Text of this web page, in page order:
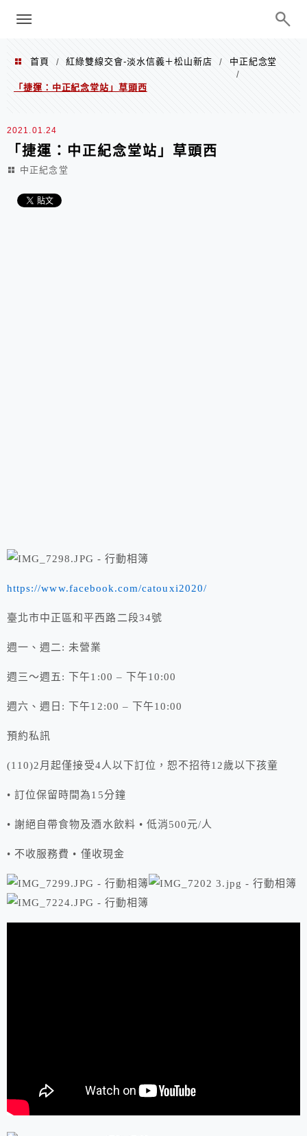
巧、世界走透透
menu
首頁 / 紅綠雙線交會-淡水信義＋松山新店 /
中正紀念堂
/
「捷運：中正紀念堂站」草頭西
2021.01.24
「捷運：中正紀念堂站」草頭西
中正紀念堂
https://www.facebook.com/catouxi2020/
臺北市中正區和平西路二段34號
週一、週二: 未營業
週三～週五: 下午1:00 – 下午10:00
週六、週日: 下午12:00 – 下午10:00
預約私訊
(110)2月起僅接受4人以下訂位，恕不招待12歲以下孩童
• 訂位保留時間為15分鐘
• 謝絕自帶食物及酒水飲料 • 低消500元/人
• 不收服務費 • 僅收現金